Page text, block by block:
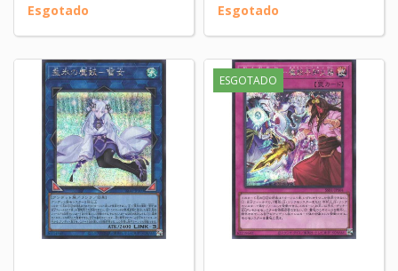
Esgotado Esgotado
ESGOTADO